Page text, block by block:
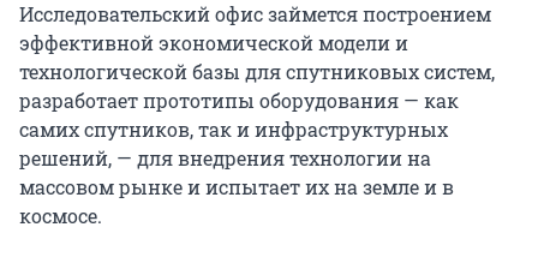
Исследовательский офис займется построением
эффективной экономической модели и
технологической базы для спутниковых систем,
разработает прототипы оборудования — как
самих спутников, так и инфраструктурных
решений, — для внедрения технологии на
массовом рынке и испытает их на земле и в
космосе.